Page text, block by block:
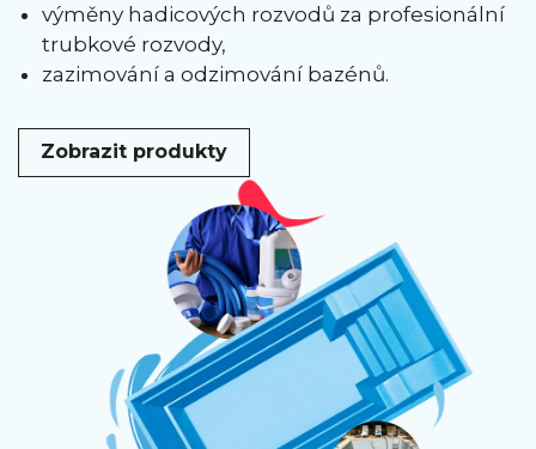
výměny hadicových rozvodů za profesionální
trubkové rozvody,
zazimování a odzimování bazénů.
Zobrazit produkty